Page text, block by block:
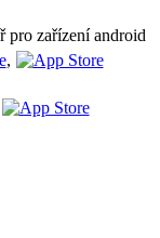
pro zařízení android
,